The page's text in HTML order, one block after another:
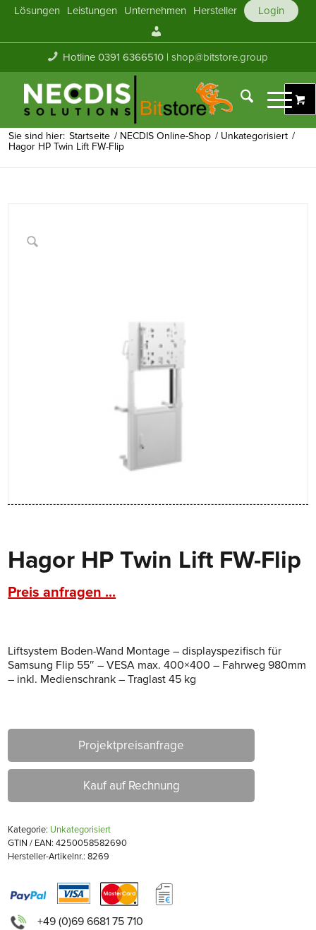
Lösungen Leistungen Unternehmen Hersteller
Login
Konto
Hotline 0391 6366510 |shop@bitstore.group
Sie sind hier: Startseite / NECDIS Online-Shop / Unkategorisiert /
Hagor HP Twin Lift FW-Flip
Hagor HP Twin Lift FW-Flip
Preis anfragen ...
Liftsystem Boden-Wand Montage – displayspezifisch für
Samsung Flip 55″ – VESA max. 400×400 – Fahrweg 980mm
– inkl. Medienschrank – Traglast 45 kg
Projektpreisanfrage
Kauf auf Rechnung
Kategorie: Unkategorisiert
GTIN / EAN: 4250058582690
Hersteller-Artikelnr.: 8269
+49 (0)69 6681 75 710